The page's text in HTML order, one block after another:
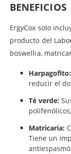
BENEFICIOS
ErgyCox solo
producto del
boswellia,
Harpagofito:
reducir el
Té verde:
Matricaria:
Tiene un